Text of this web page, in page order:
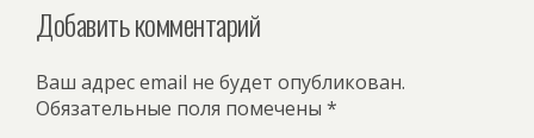
Добавить комментарий
Ваш адрес email не будет опубликован.
Обязательные поля помечены *